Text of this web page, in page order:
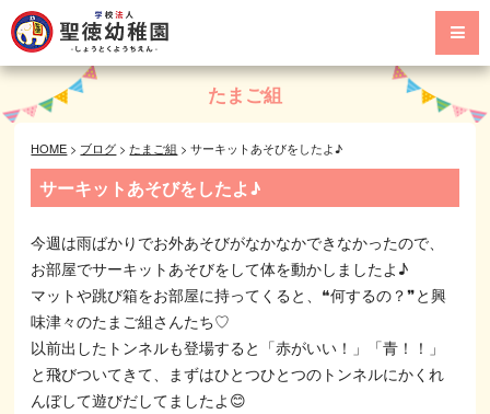
たまご組
HOME > ブログ >たまご組 >サーキットあそびをしたよ♪
サーキットあそびをしたよ♪
今週は雨ばかりでお外あそびがなかなかできなかったので、
お部屋でサーキットあそびをして体を動かしましたよ♪
マットや跳び箱をお部屋に持ってくると、❝何するの？❞と興
味津々のたまご組さんたち♡
以前出したトンネルも登場すると「赤がいい！」「青！！」
と飛びついてきて、まずはひとつひとつのトンネルにかくれ
んぼして遊びだしてましたよ😊